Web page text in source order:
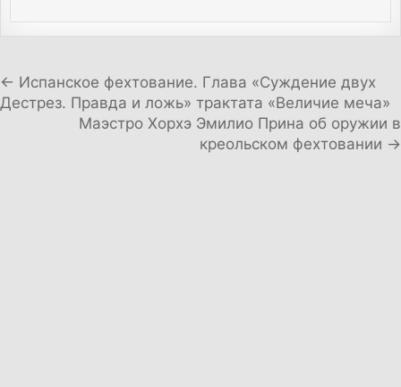
Навигация по записям
← Испанское фехтование. Глава «Суждение двух
Дестрез. Правда и ложь» трактата «Величие меча»
Маэстро Хорхэ Эмилио Прина об оружии в
креольском фехтовании →